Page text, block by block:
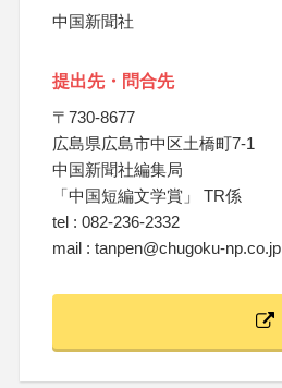
中国新聞社
提出先・問合先
〒730-8677
広島県広島市中区土橋町7-1
中国新聞社編集局
「中国短編文学賞」 TR係
tel : 082-236-2332
mail : tanpen@chugoku-np.co.jp